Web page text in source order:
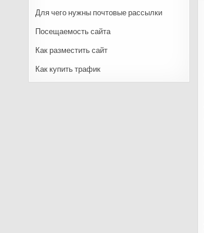
Для чего нужны почтовые рассылки
Посещаемость сайта
Как разместить сайт
Как купить трафик